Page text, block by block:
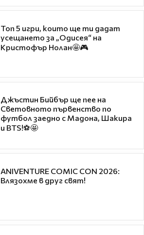
Топ 5 игри, които ще ти дадат
усещането за „Одисея“ на
Кристофър Нолан🤩🎮
Джъстин Бийбър ще пее на
Световното първенство по
футбол заедно с Мадона, Шакира
и BTS!⚽🤩
ANIVENTURE COMIC CON 2026:
Влязохме в друг свят!